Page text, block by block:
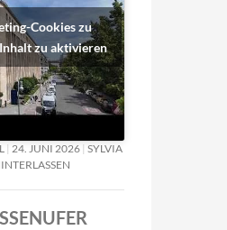
Cookies zu
zu aktivieren
24. JUNI 2026 SYLVIA